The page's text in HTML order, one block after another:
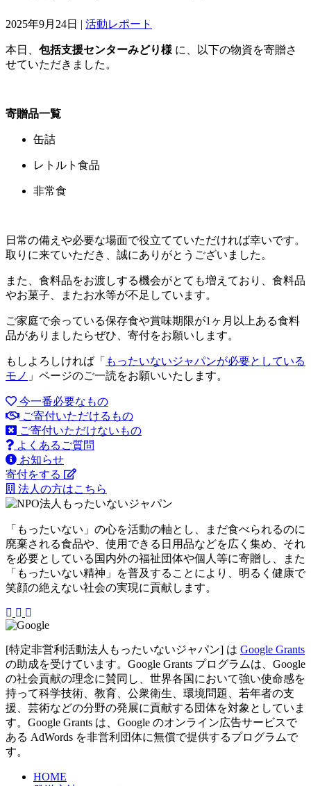
2025年9月24日 | 活動レポート
本日、 包括支援センターみどり様 に、以下の物資を寄贈さ
せていただきました。
寄贈品一覧
缶詰
レトルト食品
非常食
日常の備えや必要な場面で役立てていただければ幸いです。
取りに来ていただき、誠にありがとうございました。
また、食料品をお渡しする機会がとても増えており、食料品
やお菓子、またお水等が不足しています。
ご家庭で余っている保存食や賞味期限が1ヶ月以上ある食料
品がありましたらぜひ、寄付をお願いします。
もしよろしければ「 もったいないジャパンが必要としている
モノ 」ページのご一読をお願いいたします。
今一番必要なもの
ご寄付いただけるもの
ご寄付いただけないもの
よくあるご質問
お知らせ
寄付をする
法人の方はこちら
「もったいない」の心を活動の軸とし、まだ食べられるのに
廃棄される食品や、使用できる日用品などを広く集め、それ
を必要としている国内外の福祉団体や個人等に寄贈し、また
「もったいない精神」を普及することにより、明るく健康で
笑顔の絶えない社会の実現に貢献します。
[特定非営利活動法人もったいないジャパン] は Google Grants
の助成を受けています。Google Grants プログラムは、Google
の社会貢献の理念に賛同し、世界各国において強い使命感を
持って科学技術、教育、公衆衛生、環境問題、若年者の支
援、芸術などの分野の発展に貢献する団体を対象としていま
す。Google Grants は、Google のオンライン広告サービスで
ある AdWords を非営利団体に無償で提供するプログラムで
す。
HOME